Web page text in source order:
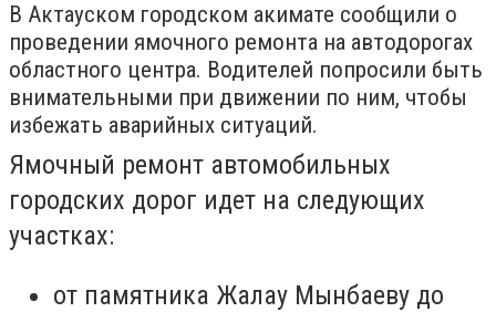
В Актауском городском акимате сообщили о
проведении ямочного ремонта на автодорогах
областного центра. Водителей попросили быть
внимательными при движении по ним, чтобы
избежать аварийных ситуаций.
Ямочный ремонт автомобильных
городских дорог идет на следующих
участках:
от памятника Жалау Мынбаеву до